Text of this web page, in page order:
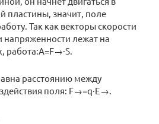
пластины, значит, поле
Так как векторы скорости
лежат на
работа:A=F→·S.
расстоянию между
поля: F→=q·E→.